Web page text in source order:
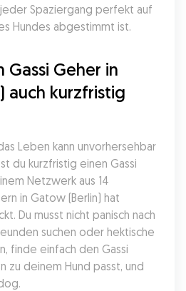
Spaziergang perfekt auf
Hundes abgestimmt ist.
Gassi Geher in
auch kurzfristig
Leben kann unvorhersehbar
du kurzfristig einen Gassi
Netzwerk aus 14
in Gatow (Berlin) hat
Du musst nicht panisch nach
suchen oder hektische
finde einfach den Gassi
zu deinem Hund passt, und